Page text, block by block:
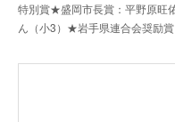
特別賞★盛岡市長賞：平野原旺
ん（小3）★岩手県連合会奨励